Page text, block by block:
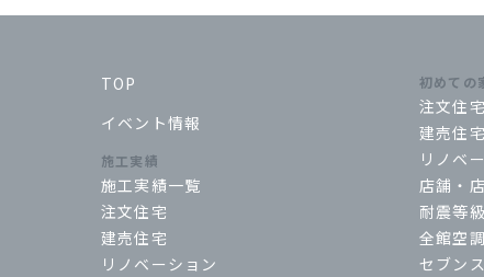
TOP
イベント情報
施工実績
施工実績一覧
注文住宅
建売住宅
リノベーション
初めての
注文住
建売住
リノベ
店舗・
耐震等
全館空
セブン